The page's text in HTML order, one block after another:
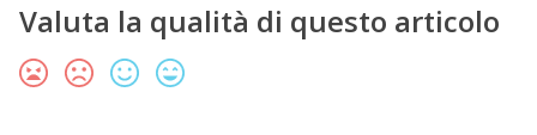
Valuta la qualità di questo articolo